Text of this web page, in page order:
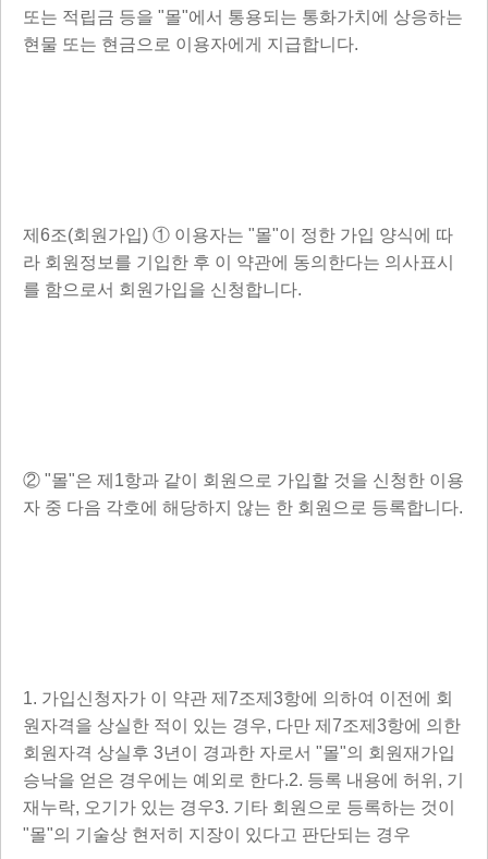
또는 적립금 등을 "몰"에서 통용되는 통화가치에 상응하는
현물 또는 현금으로 이용자에게 지급합니다.
제6조(회원가입) ① 이용자는 "몰"이 정한 가입 양식에 따
라 회원정보를 기입한 후 이 약관에 동의한다는 의사표시
를 함으로서 회원가입을 신청합니다.
② "몰"은 제1항과 같이 회원으로 가입할 것을 신청한 이용
자 중 다음 각호에 해당하지 않는 한 회원으로 등록합니다.
1. 가입신청자가 이 약관 제7조제3항에 의하여 이전에 회
원자격을 상실한 적이 있는 경우, 다만 제7조제3항에 의한
회원자격 상실후 3년이 경과한 자로서 "몰"의 회원재가입
승낙을 얻은 경우에는 예외로 한다.2. 등록 내용에 허위, 기
재누락, 오기가 있는 경우3. 기타 회원으로 등록하는 것이
"몰"의 기술상 현저히 지장이 있다고 판단되는 경우